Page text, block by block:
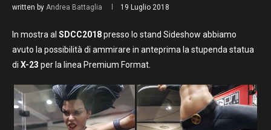
written by Andrea Battaglia 19 Luglio 2018
In mostra al SDCC2018presso lo stand Sideshow abbiamo
avuto la possibilità di ammirare in anteprima la stupenda statua
di X-23 per la linea Premium Format.